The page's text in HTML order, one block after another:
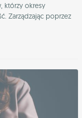
którzy okresy
Zarządzając poprzez